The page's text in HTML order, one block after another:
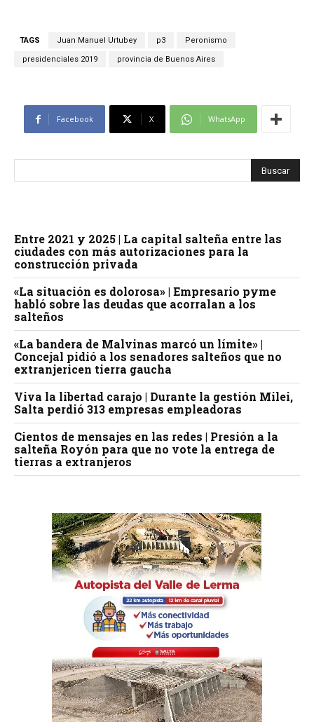
TAGS Juan Manuel Urtubey p3 Peronismo
presidenciales 2019 provincia de Buenos Aires
Facebook X WhatsApp
Entre 2021 y 2025 | La capital salteña entre las
ciudades con más autorizaciones para la
construcción privada
«La situación es dolorosa» | Empresario pyme
habló sobre las deudas que acorralan a los
salteños
«La bandera de Malvinas marcó un límite» |
Concejal pidió a los senadores salteños que no
extranjericen tierra gaucha
Viva la libertad carajo | Durante la gestión Milei,
Salta perdió 313 empresas empleadoras
Cientos de mensajes en las redes | Presión a la
salteña Royón para que no vote la entrega de
tierras a extranjeros